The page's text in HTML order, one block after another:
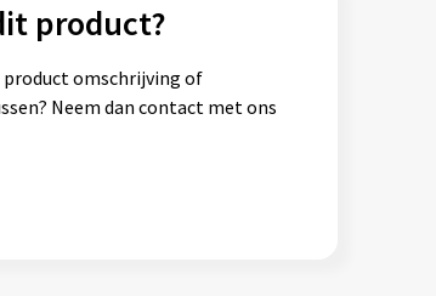
product?
omschrijving of
Neem dan contact met ons